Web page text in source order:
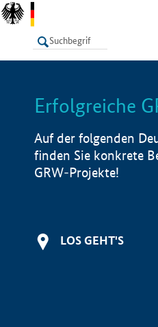
LISTE
Erfolgreiche
Auf der folgenden
finden Sie konkrete
GRW-Projekte!
LOS GEHT'S